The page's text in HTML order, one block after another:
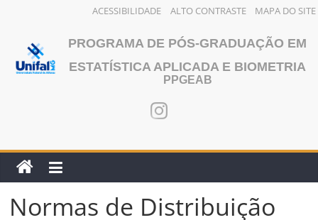
ACESSIBILIDADE ALTO CONTRASTE MAPA DO SITE
PROGRAMA DE PÓS-GRADUAÇÃO EM
ESTATÍSTICA APLICADA E BIOMETRIA
PPGEAB
Normas de Distribuição